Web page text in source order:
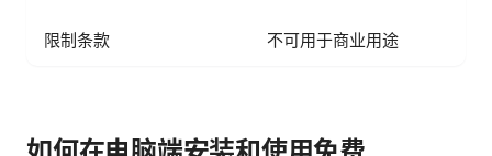
限制条款 不可用于商业用途